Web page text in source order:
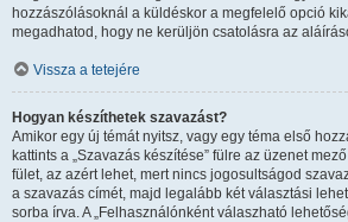
hozzászólásoknál a küldéskor a megfelelő opció
megadhatod, hogy ne kerüljön csatolásra az
Vissza a tetejére
Hogyan készíthetek szavazást?
Amikor egy új témát nyitsz, vagy egy téma első
kattints a „Szavazás készítése” fülre az üzenet
fület, az azért lehet, mert nincs jogosultságod
a szavazás címét, majd legalább két választási
sorba írva. A „Felhasználónként válaszható